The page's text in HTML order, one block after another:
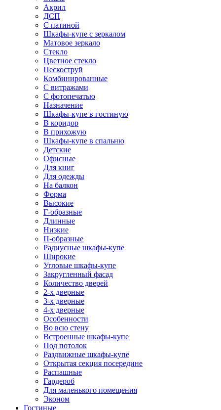
Акрил
ДСП
С патиной
Шкафы-купе с зеркалом
Матовое зеркало
Стекло
Цветное стекло
Пескоструй
Комбинированные
С витражами
С фотопечатью
Назначение
Шкафы-купе в гостиную
В коридор
В прихожую
Шкафы-купе в спальню
Детские
Офисные
Для книг
Для одежды
На балкон
Форма
Высокие
Г-образные
Длинные
Низкие
П-образные
Радиусные шкафы-купе
Широкие
Угловые шкафы-купе
Закругленный фасад
Количество дверей
2-х дверные
3-х дверные
4-х дверные
Особенности
Во всю стену
Встроенные шкафы-купе
Под потолок
Раздвижные шкафы-купе
Открытая секция посередине
Распашные
Гардероб
Для маленького помещения
Эконом
Гостиные